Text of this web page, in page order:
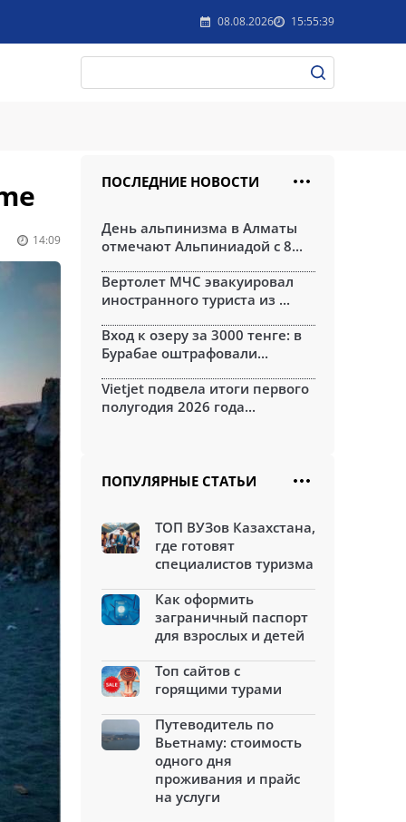
08.08.2026 15:55:39
14:09
ПОСЛЕДНИЕ НОВОСТИ
День альпинизма в Алматы
отмечают Альпиниадой с 8...
Вертолет МЧС эвакуировал
иностранного туриста из ...
Вход к озеру за 3000 тенге: в
Бурабае оштрафовали...
Vietjet подвела итоги первого
полугодия 2026 года...
ПОПУЛЯРНЫЕ СТАТЬИ
ТОП ВУЗов Казахстана,
где готовят
специалистов туризма
Как оформить
заграничный паспорт
для взрослых и детей
Топ сайтов с
горящими турами
Путеводитель по
Вьетнаму: стоимость
одного дня
проживания и прайс
на услуги